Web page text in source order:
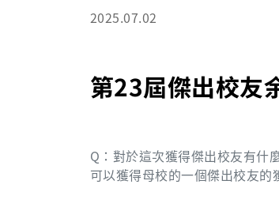
2025.07.02
第23屆傑出校友
Q：對於這次獲得傑出校友有什麼感想？ 大家好我是臨研所博士班的畢業校友，
可以獲得母校的一個傑出校友